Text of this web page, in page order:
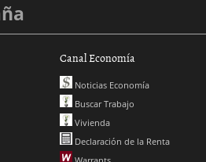
Canal Economía
Noticias Economía
Buscar Trabajo
Vivienda
Declaración de la Renta